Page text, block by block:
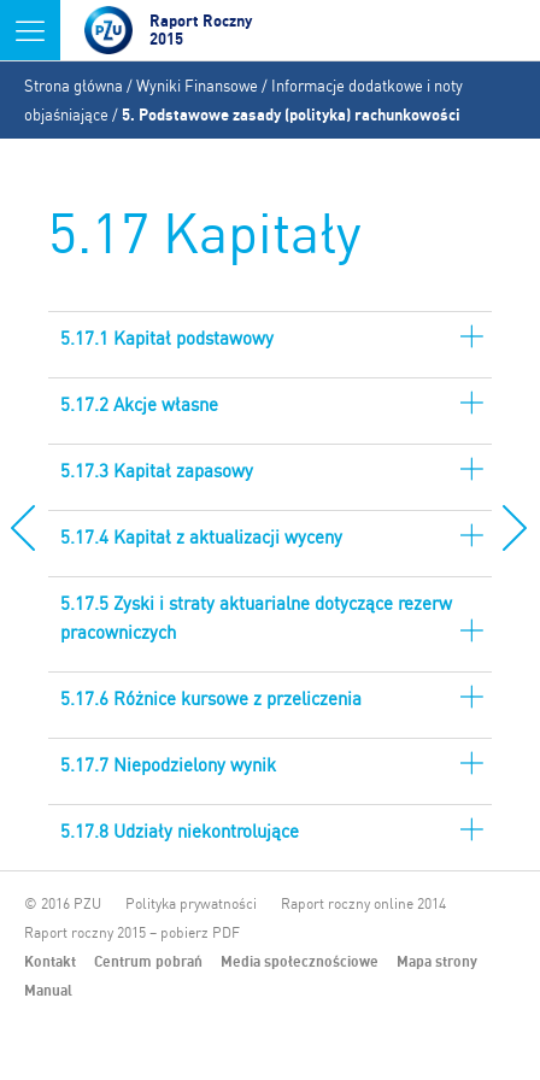
Jump to navigation
Raport Roczny
2015
Jesteś
tutaj
Strona główna /Wyniki Finansowe / Informacje dodatkowe i noty
objaśniające /5. Podstawowe zasady (polityka) rachunkowości
5.17 Kapitały
5.17.1 Kapitał podstawowy
5.17.2 Akcje własne
5.17.3 Kapitał zapasowy
5.17.4 Kapitał z aktualizacji wyceny
5.17.5 Zyski i straty aktuarialne dotyczące rezerw
pracowniczych
5.17.6 Różnice kursowe z przeliczenia
5.17.7 Niepodzielony wynik
5.17.8 Udziały niekontrolujące
© 2016 PZU Polityka prywatności
Raport roczny online 2014
Raport roczny 2015 – pobierz PDF
Kontakt
Centrum pobrań Media społecznościowe
Mapa strony
Manual